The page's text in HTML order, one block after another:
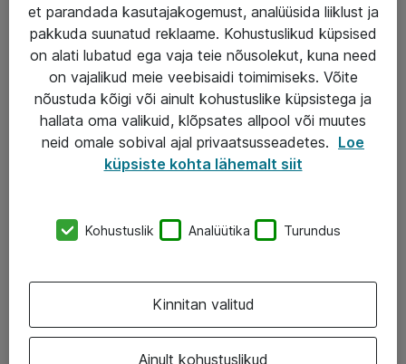
Teenused
IT taristu
Haldusteenused
Garantii
Turva- ja nõrkvoolulahendused
AS ATEA
eShop@atea.ee
et parandada kasutajakogemust, analüüsida liiklust ja
pakkuda suunatud reklaame. Kohustuslikud küpsised
on alati lubatud ega vaja teie nõusolekut, kuna need
on vajalikud meie veebisaidi toimimiseks. Võite
nõustuda kõigi või ainult kohustuslike küpsistega ja
hallata oma valikuid, klõpsates allpool või muutes
neid omale sobival ajal privaatsusseadetes. Loe
küpsiste kohta lähemalt siit
Kohustuslik Analüütika Turundus
Ainult kohustuslikud
Kinnitan valitud